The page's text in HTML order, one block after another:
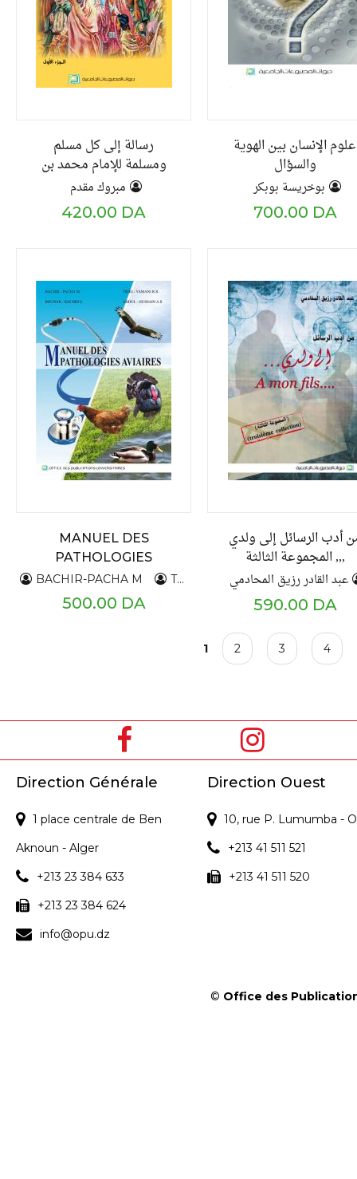
رسالة إلى كل مسلم
ومسلمة للإمام محمد بن
عبد الكريم المغيلي
التلمساني ج1
مبروك مقدم
420.00 DA
علوم الإنسان بين الهوية
والسؤال
بوخريسة بوبكر
700.00 DA
MANUEL DES
PATHOLOGIES
AVIAIRES
BACHIR-PACHA M TRIKI YAMANI RR
500.00 DA
أدب الرسائل إلى ولدي
,,, المجموعة الثالثة
عبد القادر رزيق المحادمي
590.00 DA
g
1 2 3 4
Direction Générale
1 place centrale de Ben
Aknoun - Alger
+213 23 384 633
+213 23 384 624
info@opu.dz
Direction Ouest
10, rue P. Lumumba -
+213 41 511 521
+213 41 511 520
© Office des